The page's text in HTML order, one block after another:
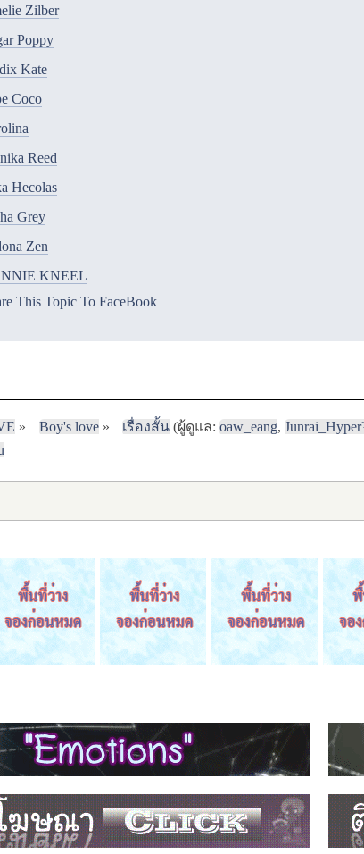
Zilber
Poppy
Kate
Coco
Reed
Hecolas
Grey
Zen
KNEEL
This Topic To FaceBook
» Boy's love» เรื่องสั้น(ผู้ดูแล: oaw_eang,